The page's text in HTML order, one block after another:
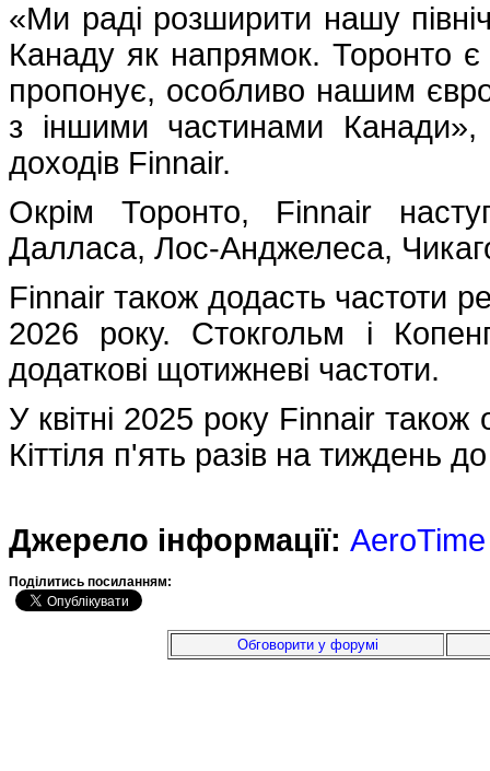
«Ми раді розширити нашу
Канаду як напрямок. Торонто
пропонує, особливо нашим
з іншими частинами
доходів Finnair.
Окрім Торонто, Finnair
Далласа, Лос-Анджелеса,
Finnair також додасть частоти
2026 року. Стокгольм і
додаткові щотижневі частоти.
У квітні 2025 року Finnair
Кіттіля п'ять разів на тиждень
Джерело інформації: AeroTime
Подiлитись посиланням:
Обговорити у форумі